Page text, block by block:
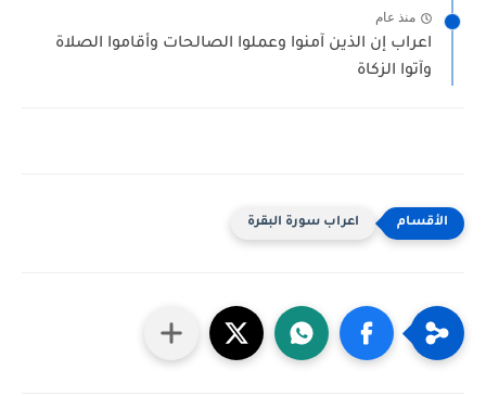
منذ عام
اعراب إن الذين آمنوا وعملوا الصالحات وأقاموا الصلاة
وآتوا الزكاة
اعراب سورة البقرة